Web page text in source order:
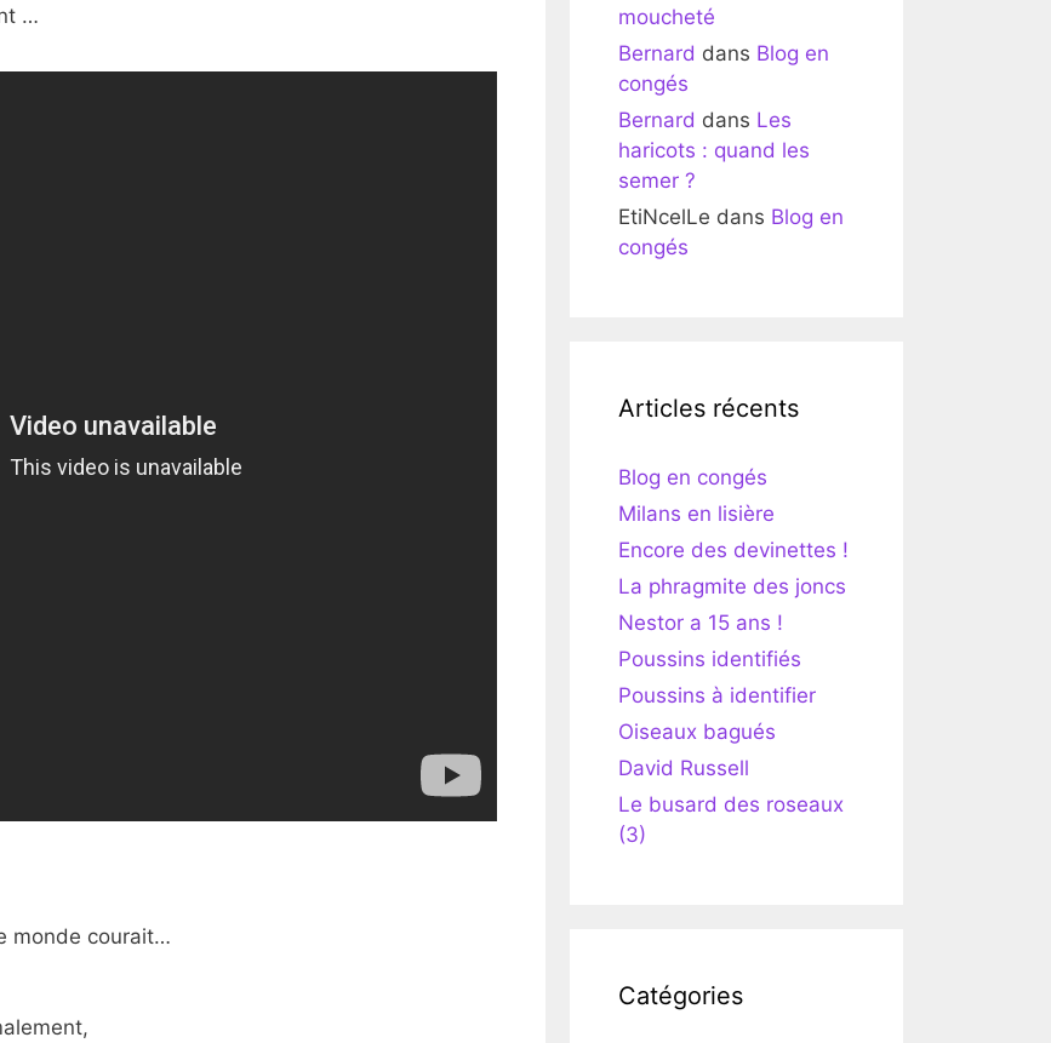
…
monde courait…
moucheté
Bernard dans Blog en
congés
Bernard dans Les
haricots : quand les
semer ?
EtiNcelLe dans Blog en
congés
Articles récents
Blog en congés
Milans en lisière
Encore des devinettes !
La phragmite des joncs
Nestor a 15 ans !
Poussins identifiés
Poussins à identifier
Oiseaux bagués
David Russell
Le busard des roseaux
(3)
Catégories